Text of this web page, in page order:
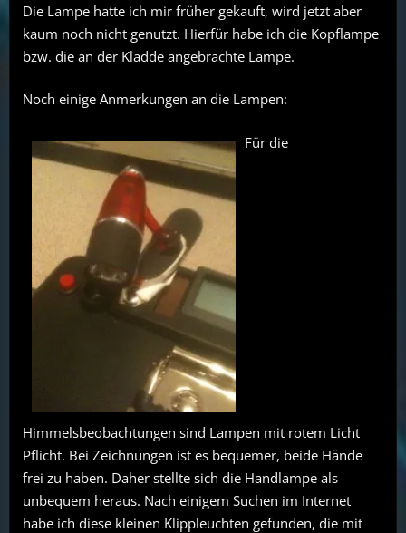
Die Lampe hatte ich mir früher gekauft, wird jetzt aber
kaum noch nicht genutzt. Hierfür habe ich die Kopflampe
bzw. die an der Kladde angebrachte Lampe.
Noch einige Anmerkungen an die Lampen:
Für die
Himmelsbeobachtungen sind Lampen mit rotem Licht
Pflicht. Bei Zeichnungen ist es bequemer, beide Hände
frei zu haben. Daher stellte sich die Handlampe als
unbequem heraus. Nach einigem Suchen im Internet
habe ich diese kleinen Klippleuchten gefunden, die mit